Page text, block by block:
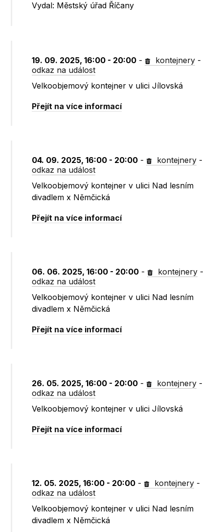
Vydal: Městský úřad Říčany
19. 09. 2025, 16:00 - 20:00 - kontejnery -
odkaz na událost
Velkoobjemový kontejner v ulici Jílovská
Přejít na více informací
04. 09. 2025, 16:00 - 20:00 - kontejnery -
odkaz na událost
Velkoobjemový kontejner v ulici Nad lesním
divadlem x Němčická
Přejít na více informací
06. 06. 2025, 16:00 - 20:00 - kontejnery -
odkaz na událost
Velkoobjemový kontejner v ulici Nad lesním
divadlem x Němčická
Přejít na více informací
26. 05. 2025, 16:00 - 20:00 - kontejnery -
odkaz na událost
Velkoobjemový kontejner v ulici Jílovská
Přejít na více informací
12. 05. 2025, 16:00 - 20:00 - kontejnery -
odkaz na událost
Velkoobjemový kontejner v ulici Nad lesním
divadlem x Němčická